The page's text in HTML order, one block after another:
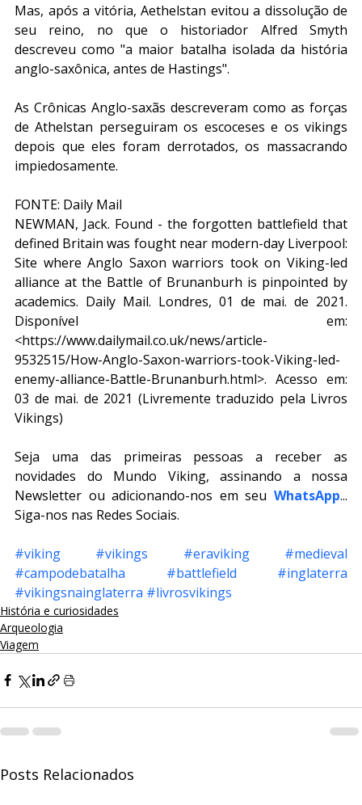
Mas, após a vitória, Aethelstan evitou a dissolução de
seu reino, no que o historiador Alfred Smyth
descreveu como "a maior batalha isolada da história
anglo-saxônica, antes de Hastings".
As Crônicas Anglo-saxãs descreveram como as forças
de Athelstan perseguiram os escoceses e os vikings
depois que eles foram derrotados, os massacrando
impiedosamente.
FONTE: Daily Mail
NEWMAN, Jack. Found - the forgotten battlefield that
defined Britain was fought near modern-day Liverpool:
Site where Anglo Saxon warriors took on Viking-led
alliance at the Battle of Brunanburh is pinpointed by
academics. Daily Mail. Londres, 01 de mai. de 2021.
Disponível em:
<https://www.dailymail.co.uk/news/article-
9532515/How-Anglo-Saxon-warriors-took-Viking-led-
enemy-alliance-Battle-Brunanburh.html>. Acesso em:
03 de mai. de 2021 (Livremente traduzido pela Livros
Vikings)
Seja uma das primeiras pessoas a receber as
novidades do Mundo Viking, assinando a nossa
Newsletter ou adicionando-nos em seu WhatsApp...
Siga-nos nas Redes Sociais.
#viking #vikings #eraviking
#medieval
#campodebatalha
#battlefield
#inglaterra
#vikingsnainglaterra #livrosvikings
História e curiosidades
Arqueologia
Viagem
Posts Relacionados